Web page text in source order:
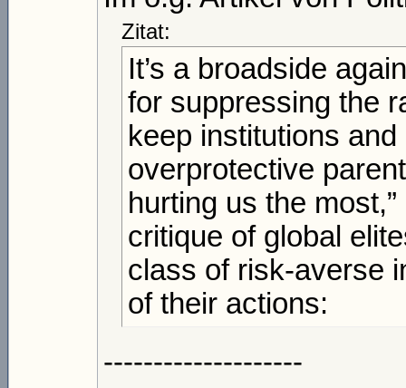
Zitat:
It’s a broadside
for suppressing the
keep institutions
overprotective
hurting us the
critique of global
class of risk-averse
of their actions:
--------------------